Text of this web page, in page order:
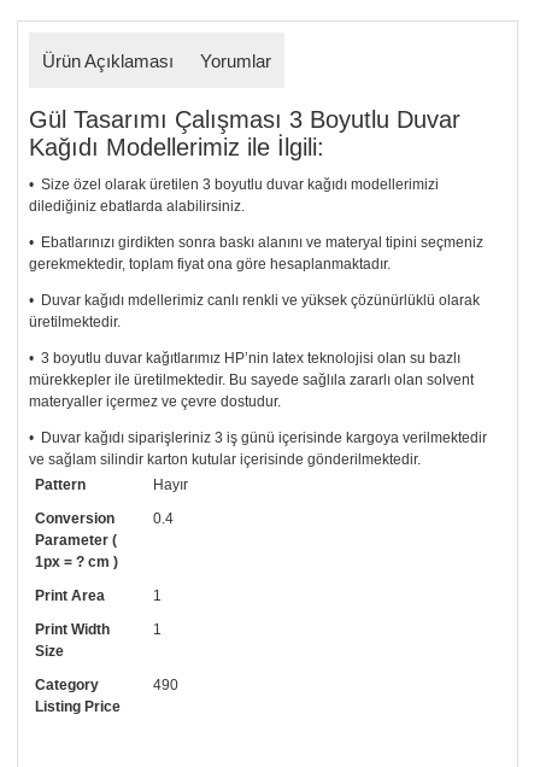
Ürün Açıklaması Yorumlar
Gül Tasarımı Çalışması 3 Boyutlu Duvar
Kağıdı Modellerimiz ile İlgili:
• Size özel olarak üretilen 3 boyutlu duvar kağıdı modellerimizi
dilediğiniz ebatlarda alabilirsiniz.
• Ebatlarınızı girdikten sonra baskı alanını ve materyal tipini seçmeniz
gerekmektedir, toplam fiyat ona göre hesaplanmaktadır.
• Duvar kağıdı mdellerimiz canlı renkli ve yüksek çözünürlüklü olarak
üretilmektedir.
• 3 boyutlu duvar kağıtlarımız HP’nin latex teknolojisi olan su bazlı
mürekkepler ile üretilmektedir. Bu sayede sağlıla zararlı olan solvent
materyaller içermez ve çevre dostudur.
• Duvar kağıdı siparişleriniz 3 iş günü içerisinde kargoya verilmektedir
ve sağlam silindir karton kutular içerisinde gönderilmektedir.
• Tutkalınız, siparişiniz ile birlikte ücretsiz olarak gönderilecektir.
Uygulaması standart duvar kağıdı ile aynıdır. Siparişiniz ile birlikte
uygulama kılavuzu da gönderilecektir.
arayıp talebinizi iletebilirsiniz.
• Görselde düzenleme yaptırmak istiyorsanız yine bize telefon
numaramızdan ulaşabilirsiniz.
Pattern
Hayır
Conversion
Parameter (
1px = ? cm )
0.4
Print Area
1
Print Width
Size
1
Category
Listing Price
490